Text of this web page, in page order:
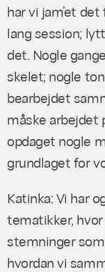
har vi jam’et
lang session;
det. Nogle
skelet; nogle
bearbejdet
måske arbejdet
opdaget nogle
grundlaget for
Katinka: Vi har
tematikker,
stemninger som
hvordan vi